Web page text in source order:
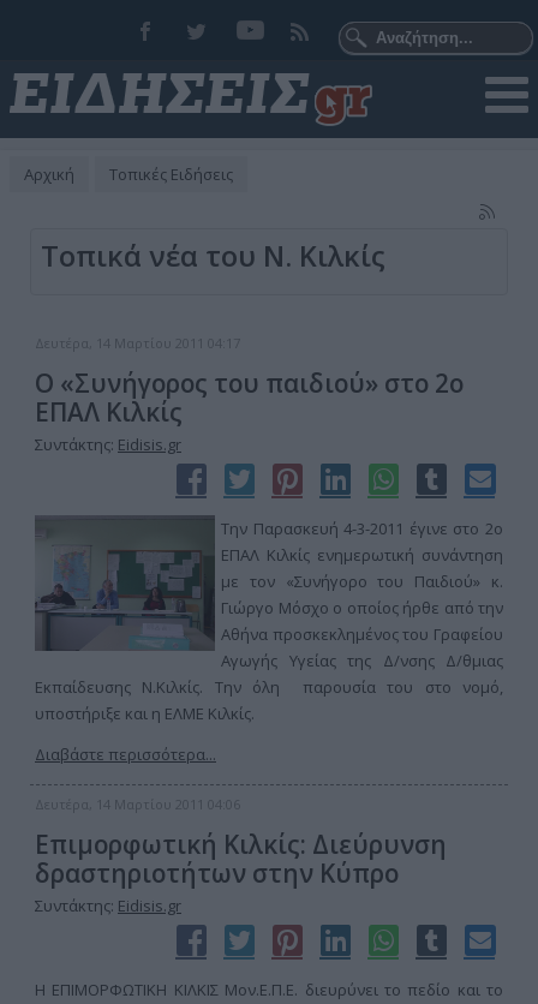
Αρχική Τοπικές Ειδήσεις
Τοπικά νέα του Ν. Κιλκίς
Δευτέρα, 14 Μαρτίου 2011 04:17
Ο «Συνήγορος του παιδιού» στο 2ο
ΕΠΑΛ Κιλκίς
Συντάκτης: Eidisis.gr
Την Παρασκευή 4-3-2011 έγινε στο 2ο
ΕΠΑΛ Κιλκίς ενημερωτική συνάντηση
με τον «Συνήγορο του Παιδιού» κ.
Γιώργο Μόσχο ο οποίος ήρθε από την
Αθήνα προσκεκλημένος του Γραφείου
Αγωγής Υγείας της Δ/νσης Δ/θμιας
Εκπαίδευσης Ν.Κιλκίς. Την όλη παρουσία του στο νομό,
υποστήριξε και η ΕΛΜΕ Κιλκίς.
Διαβάστε περισσότερα...
Δευτέρα, 14 Μαρτίου 2011 04:06
Επιμορφωτική Κιλκίς: Διεύρυνση
δραστηριοτήτων στην Κύπρο
Συντάκτης: Eidisis.gr
Η ΕΠΙΜΟΡΦΩΤΙΚΗ ΚΙΛΚΙΣ Μον.Ε.Π.Ε. διευρύνει το πεδίο και το